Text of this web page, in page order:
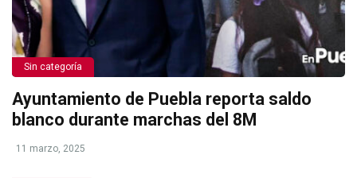
Sin categoría
Ayuntamiento de Puebla reporta saldo
blanco durante marchas del 8M
11 marzo, 2025